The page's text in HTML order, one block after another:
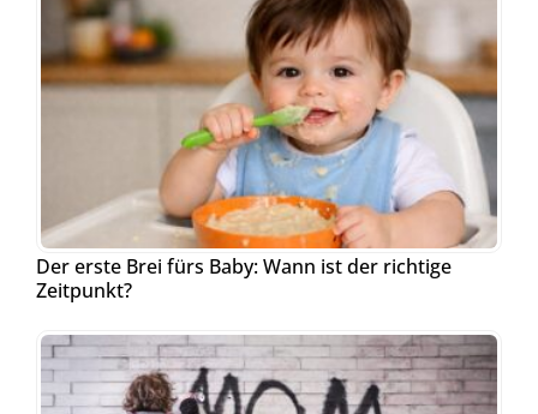
Der erste Brei fürs Baby: Wann ist der richtige
Zeitpunkt?